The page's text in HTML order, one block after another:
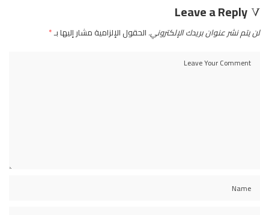
Leave a Reply
لن يتم نشر عنوان بريدك الإلكتروني. الحقول الإلزامية مشار إليها بـ*